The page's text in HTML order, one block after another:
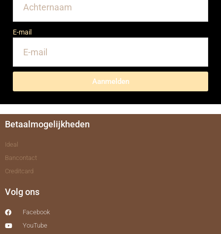
E-mail
Aanmelden
Betaalmogelijkheden
Ideal
Bancontact
Creditcard
Volg ons
Facebook
YouTube